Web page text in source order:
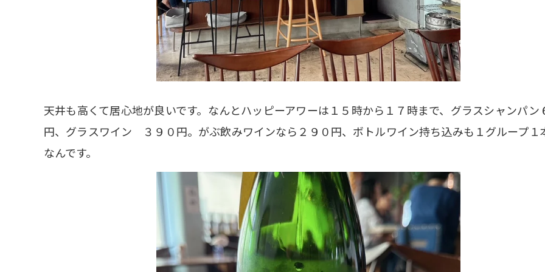
天井も高くて居心地が良いです。なんとハッピーアワーは１５時から１７時まで、グラスシャンパン
円、グラスワイン ３９０円。がぶ飲みワインなら２９０円、ボトルワイン持ち込みも１グループ１
なんです。